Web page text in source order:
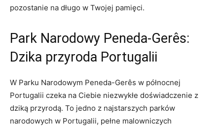
pozostanie na długo w Twojej pamięci.
Park Narodowy Peneda-Gerês:
Dzika⁢ przyroda ​Portugalii
W Parku Narodowym Peneda-Gerês w północnej
Portugalii czeka na Ciebie niezwykłe doświadczenie z⁣
dziką przyrodą. To jedno z najstarszych parków
narodowych w Portugalii, pełne malowniczych